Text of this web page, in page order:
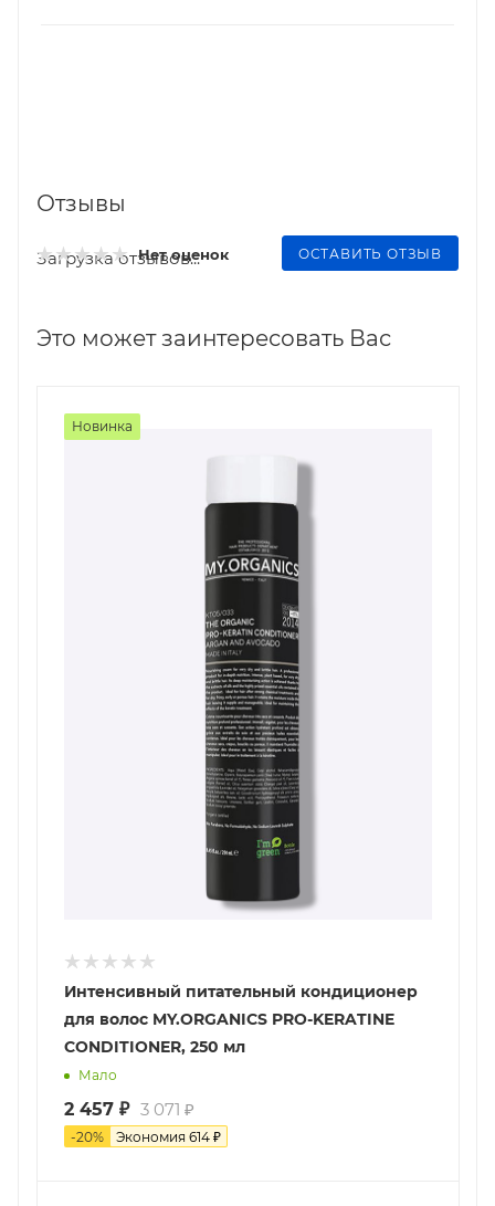
Отзывы
Нет оценок ОСТАВИТЬ ОТЗЫВ
Загрузка отзывов...
Это может заинтересовать Вас
Новинка
Интенсивный питательный кондиционер
для волос MY.ORGANICS PRO-KERATINE
CONDITIONER, 250 мл
Мало
2 457 ₽ 3 071 ₽
-20% Экономия 614 ₽